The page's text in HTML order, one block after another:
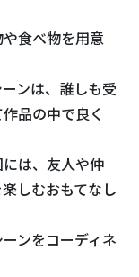
食べ物を用意
ンは、誰しも受
品の中で良く
は、友人や仲
しむおもてなし
ンをコーディネ